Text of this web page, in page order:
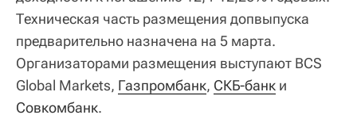
Техническая часть размещения допвыпуска
предварительно назначена на 5 марта.
Организаторами размещения выступают BCS
Global Markets, Газпромбанк, СКБ-банк и
Совкомбанк.